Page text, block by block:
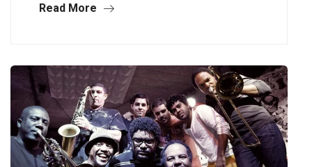
Read More